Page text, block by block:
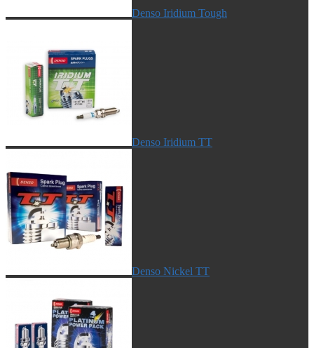
Denso Iridium Tough
Denso Iridium TT
Denso Nickel TT